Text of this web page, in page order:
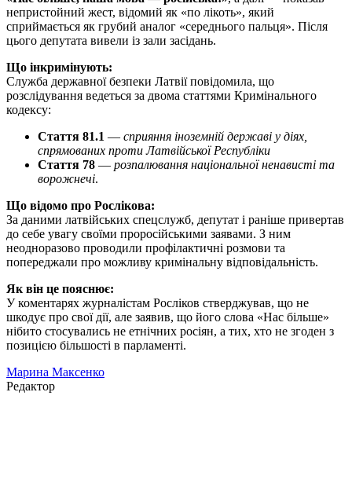
непристойний жест, відомий як «по лікоть», який
сприймається як грубий аналог «середнього пальця». Після
цього депутата вивели із зали засідань.
Що інкримінують:
Служба державної безпеки Латвії повідомила, що
розслідування ведеться за двома статтями Кримінального
кодексу:
Стаття 81.1 — сприяння іноземній державі у діях,
спрямованих проти Латвійської Республіки
Стаття 78 — розпалювання національної ненависті та
ворожнечі.
Що відомо про Рослікова:
За даними латвійських спецслужб, депутат і раніше привертав
до себе увагу своїми проросійськими заявами. З ним
неодноразово проводили профілактичні розмови та
попереджали про можливу кримінальну відповідальність.
Як він це пояснює:
У коментарях журналістам Росліков стверджував, що не
шкодує про свої дії, але заявив, що його слова «Нас більше»
нібито стосувались не етнічних росіян, а тих, хто не згоден з
позицією більшості в парламенті.
Марина Максенко
Редактор